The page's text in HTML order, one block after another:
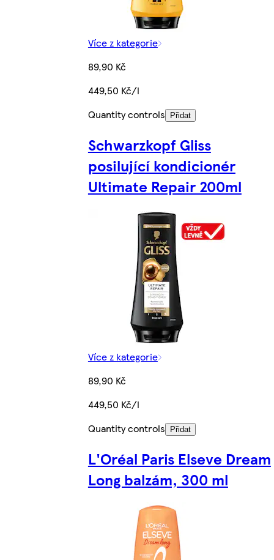
Více z kategorie
89,90 Kč
449,50 Kč/l
Quantity controls
Přidat
Schwarzkopf Gliss
posilující kondicionér
Ultimate Repair 200ml
Více z kategorie
89,90 Kč
449,50 Kč/l
Quantity controls
Přidat
L'Oréal Paris Elseve Dream
Long balzám, 300 ml